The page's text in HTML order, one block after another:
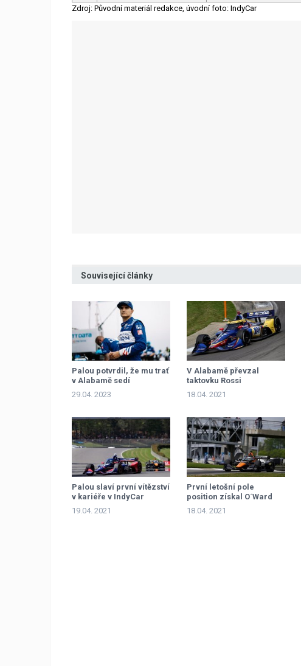
Zdroj: Původní materiál redakce, úvodní foto: IndyCar
Související články
Palou potvrdil, že mu trať
v Alabamě sedí
29.04. 2023
V Alabamě převzal
taktovku Rossi
18.04. 2021
Palou slaví první vítězství
v kariéře v IndyCar
19.04. 2021
První letošní pole
position získal O´Ward
18.04. 2021